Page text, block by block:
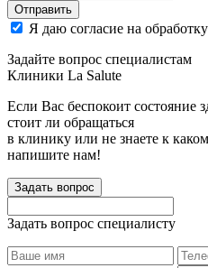
Отправить
Я даю согласие на обработку
Задайте вопрос специалистам
Клиники La Salute
Если Вас беспокоит состояние
стоит ли обращаться
в клинику или не знаете к
напишите нам!
Задать вопрос
Задать вопрос специалисту